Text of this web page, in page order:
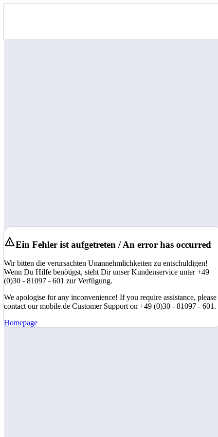
Ein Fehler ist aufgetreten / An error has occurred
Wir bitten die verursachten Unannehmlichkeiten zu entschuldigen!
Wenn Du Hilfe benötigst, steht Dir unser Kundenservice unter +49
(0)30 - 81097 - 601 zur Verfügung.
We apologise for any inconvenience! If you require assistance, please
contact our mobile.de Customer Support on +49 (0)30 - 81097 - 601.
Homepage